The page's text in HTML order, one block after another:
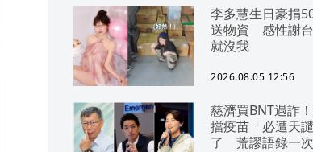
李多慧生日豪捐
送物資 感性謝
就沒我
2026.08.05 12:56
慈濟買BNT遇詐
擋疫苗「必遭天
了 荒謬語錄一